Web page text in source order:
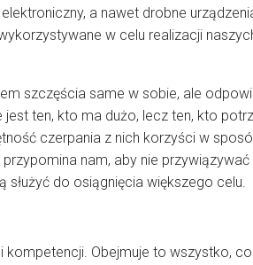
a nawet drobne
w celu realizacji
szczęścia same w sobie, ale
ten, kto ma dużo, lecz ten, kto
czerpania z nich korzyści w
nam, aby nie
służyć do osiągnięcia większego celu.
kompetencji. Obejmuje to wszystko,